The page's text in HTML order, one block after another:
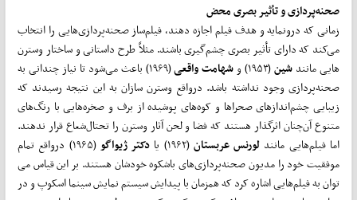
صحنه‌­پردازی و تأثیر بصری محض
زمانی که درونمایه و هدف فیلم اجازه دهند، فیلم‌­ساز صحنه‌­پردازی­‌هایی را انتخاب
می­‌کند که دارای تأثیر بصری چشم‌گیری باشند. مثلاً طرح داستانی و ساختار وسترن­‌
هایی مانندشین(۱۹۵۳) و شهامت واقعی
(۱۹۶۹) باعث می‌­شود تا نیاز چندانی به
صحنه­‌پردازی وجود نداشته باشد. درواقع وسترن سازان به این نتیجه رسیدند که
زیبایی چشم­‌انداز­های صحراها و کوه‌­های پوشیده از برف و صخره‌­هایی با رنگ‌­های
متنوع آن‌­چنان اثرگذار هستند که فضا و لحن آثار وسترن را تحت­ال‌شعاع قرار ندهند.
اما فیلم‌­هایی مانند لورنس عربستان(۱۹۶۲) یا دکتر ژیواگو
(۱۹۶۵) درواقع تمام
موفقیت خود را مدیون صحنه‌­پردازی­‌های باشکوه خودشان هستند. بر این قیاس می­‌
توان به فیلم‌­هایی اشاره کرد که همزمان با پیدایش سیستم نمایش سینما اسکوپ و در